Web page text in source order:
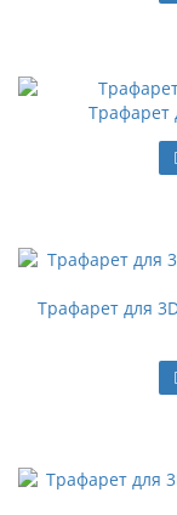
Трафарет
Трафарет для